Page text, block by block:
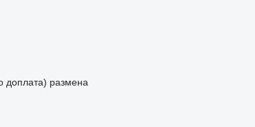
доплата) размена